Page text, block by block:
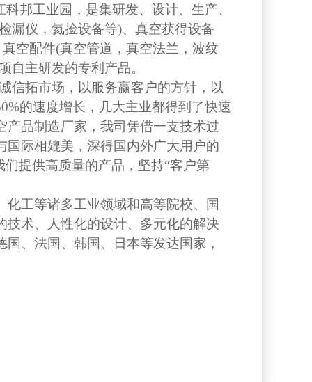
邦工业园，是集研发、设计、生产、
漏仪，氦捡设备等)、真空获得设备
空配件(真空管道，真空法兰，波纹
自主研发的专利产品。
拓市场，以服务赢客户的方针，以
的速度增长，几大主业都得到了快速
品制造厂家，我司凭借一支技术过
际相媲美，深得国内外广大用户的
提供高质量的产品，坚持“客户第
工等诸多工业领域和高等院校、国
技术、人性化的设计、多元化的解决
、法国、韩国、日本等发达国家，